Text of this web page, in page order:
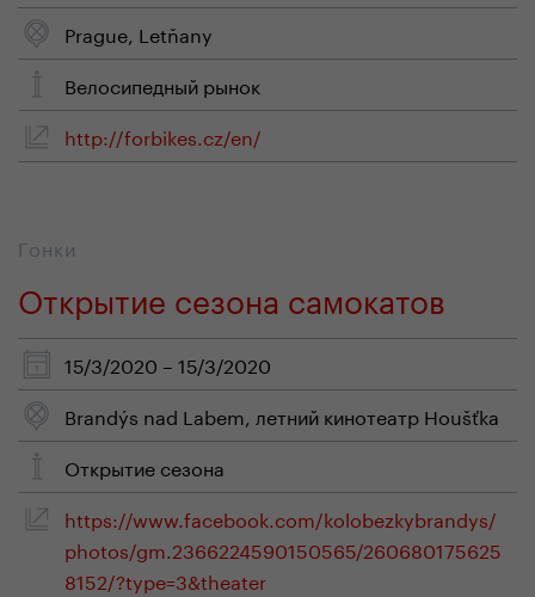
Prague, Letňany
Велосипедный рынок
http://forbikes.cz/en/
Гонки
Открытие сезона самокатов
15/3/2020 – 15/3/2020
Brandýs nad Labem, летний кинотеатр Houšťka
Oткрытие сезона
https://www.facebook.com/kolobezkybrandys/
photos/gm.2366224590150565/260680175625
8152/?type=3&theater